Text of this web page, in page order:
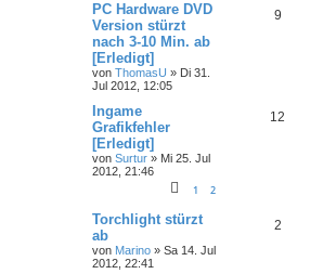
PC Hardware DVD
Version stürzt
nach 3-10 Min. ab
[Erledigt]
von ThomasU » Di 31.
Jul 2012, 12:05
9
Ingame
Grafikfehler
[Erledigt]
von Surtur » Mi 25. Jul
2012, 21:46
1 2
12
Torchlight stürzt
ab
von Marino » Sa 14. Jul
2012, 22:41
2